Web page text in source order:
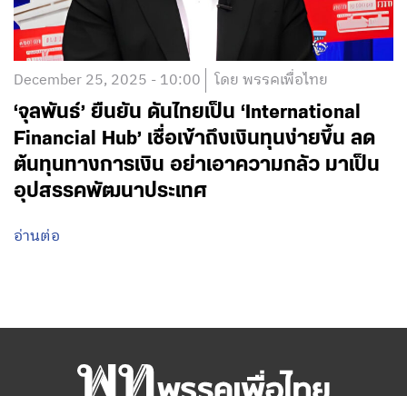
December 25, 2025 - 10:00 โดย พรรคเพื่อไทย
‘จุลพันธ์’ ยืนยัน ดันไทยเป็น ‘International
Financial Hub’ เชื่อเข้าถึงเงินทุนง่ายขึ้น ลด
ต้นทุนทางการเงิน อย่าเอาความกลัว มาเป็น
อุปสรรคพัฒนาประเทศ
อ่านต่อ